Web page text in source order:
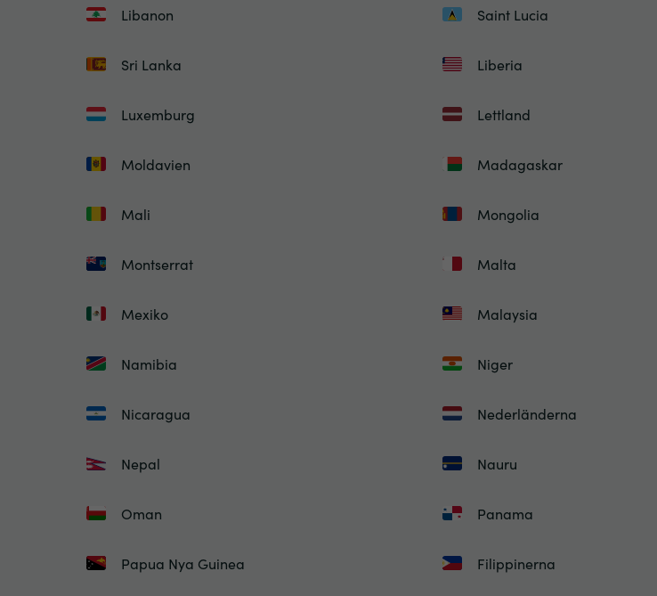
Libanon Saint Lucia
Sri Lanka Liberia
Luxemburg Lettland
Moldavien Madagaskar
Mali Mongolia
Montserrat Malta
Mexiko Malaysia
Namibia Niger
Nicaragua Nederländerna
Nepal Nauru
Oman Panama
Papua Nya Guinea Filippinerna